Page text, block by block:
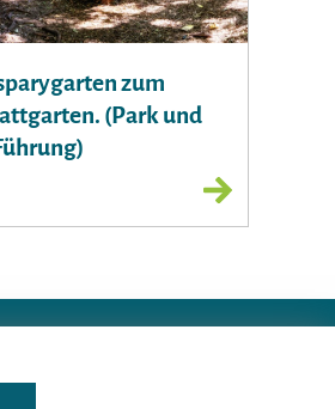
zum
(Park und